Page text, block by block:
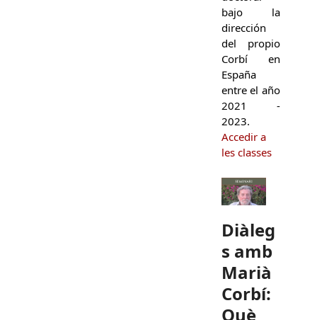
bajo la
dirección
del propio
Corbí en
España
entre el año
2021 -
2023.
Accedir a
les classes
Diàleg
s amb
Marià
Corbí:
Què